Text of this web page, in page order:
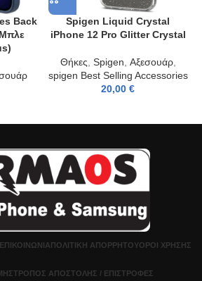
Back
Spigen Liquid Crystal
iPhone 12 Pro Glitter Crystal
Θήκες, Spigen, Αξεσουάρ,
spigen Best Selling Accessories
20,00€
ΕΠΙΚΟΙΝΩΝΊΑΠΟΛΙΤΙΚΉ ΑΠΟΡΡΉΤΟΥΌΡΟΙ ΧΡΉΣΗΣ
ΤΡΌΠΟΣ ΑΠΟΣΤΟΛΉΣ / ΕΠΙΣΤΡΟΦΈΣ